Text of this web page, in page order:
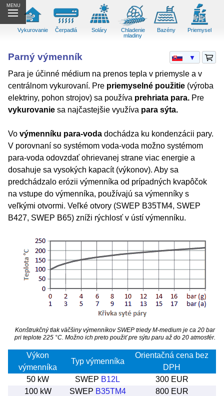
MENU
Vykurovanie Čerpadlá Soláry
Chladenie
mladiny
Bazény Priemysel
Parný výmenník
Para je účinné médium na prenos tepla v priemysle a v
centrálnom vykurovaní. Pre priemyselné použitie (výroba
elektriny, pohon strojov) sa používa prehriata para. Pre
vykurovanie sa najčastejšie využíva para sýta.
Vo výmenníku para-voda dochádza ku kondenzácii pary.
V porovnaní so systémom voda-voda možno systémom
para-voda odovzdať ohrievanej strane viac energie a
dosahuje sa vysokých kapacít (výkonov). Aby sa
predchádzalo erózii výmenníka od prípadných kvapôčok
na vstupe do výmenníka, používajú sa výmenníky s
veľkými otvormi. Veľké otvory (SWEP B35TM4, SWEP
B427, SWEP B65) zníži rýchlosť v ústí výmenníku.
Konštrukčný tlak väčšiny výmenníkov SWEP triedy M-medium je ca 20 bar
pri teplote 225 °C. Možno ich preto použiť pre sýtu paru až do 20 atmosfér.
Výkon
výmenníka
Typ výmenníka
Orientačná cena bez
DPH
50 kW
SWEP B12L
300 EUR
100 kW
SWEP B35TM4
800 EUR
▼